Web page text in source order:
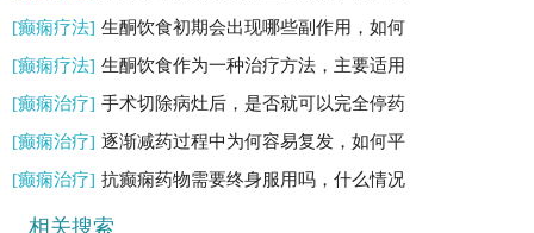
[癫痫疗法] 生酮饮食初期会出现哪些副作用，如何
[癫痫疗法] 生酮饮食作为一种治疗方法，主要适用
[癫痫治疗] 手术切除病灶后，是否就可以完全停药
[癫痫治疗] 逐渐减药过程中为何容易复发，如何平
[癫痫治疗] 抗癫痫药物需要终身服用吗，什么情况
相关搜索